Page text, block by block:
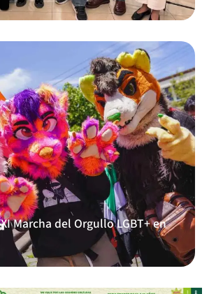
Marcha del Orgullo LGBT+ en